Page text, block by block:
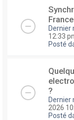
Dernier
12:33
Posté
?
Dernier
2026
Posté